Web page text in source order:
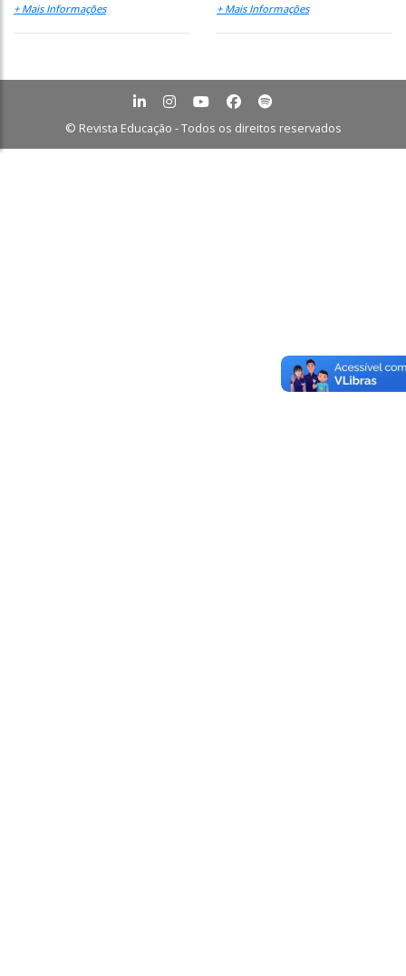
+ Mais Informações + Mais Informações
© Revista Educação - Todos os direitos reservados